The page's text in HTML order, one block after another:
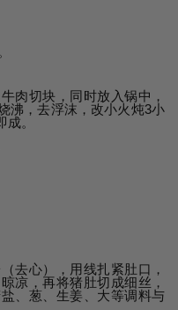
肉切块，同时放入锅中，
沸，去浮沫，改小火炖3小
。
去心），用线扎紧肚口，
凉，再将猪肚切成细丝，
、葱、生姜、大等调料与